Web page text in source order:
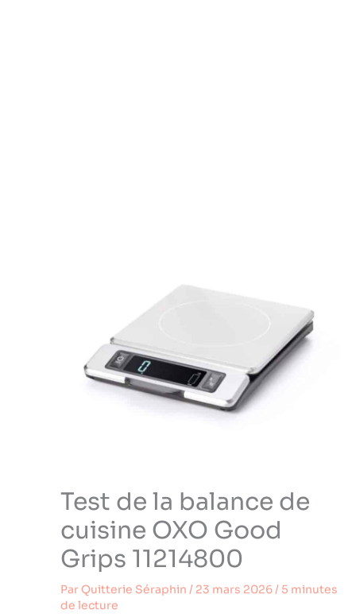
Test de la balance de
cuisine OXO Good
Grips 11214800
Par Quitterie Séraphin / 23 mars 2026/ 5 minutes
de lecture